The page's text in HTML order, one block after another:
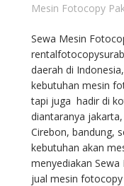
Mesin Fotocopy
Sewa Mesin
daerah di
kebutuhan mesin
tapi juga hadir di
diantaranya
Cirebon, bandung,
kebutuhan akan
menyediakan
jual mesin